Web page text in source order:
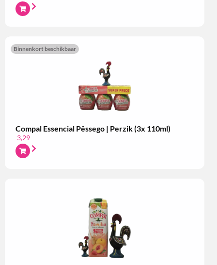
Binnenkort beschikbaar
Compal Essencial Pêssego | Perzik (3x 110ml)
3,29